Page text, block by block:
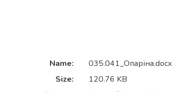
Name:
035.041_Опаріна.docx
Size:
120.76 KB